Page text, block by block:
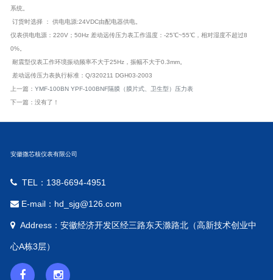
系统。
订货时选择 ： 供电电源:24VDC由配电器供电。
仪表供电电源：220V；50Hz 差动远传压力表工作温度：-25℃~55℃，相对湿度不超过8
0%。
耐震型仪表工作环境振动频率不大于25Hz，振幅不大于0.3mm。
差动远传压力表执行标准：Q/320211 DGH03-2003
上一篇：YMF-100BN YPF-100BNF隔膜（膜片式、卫生型）压力表
下一篇：没有了！
安徽微芯核仪表有限公司
TEL：138-6694-4951
E-mail：hd_sjg@126.com
Address：安徽经济开发区经三路东天滁路北（高新技术创业中
心A栋3层）